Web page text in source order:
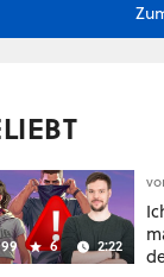
6 2:22